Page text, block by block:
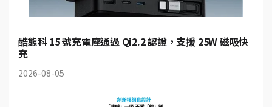
酷態科 15 號充電座通過 Qi2.2 認證，支援 25W 磁吸快
充
2026-08-05